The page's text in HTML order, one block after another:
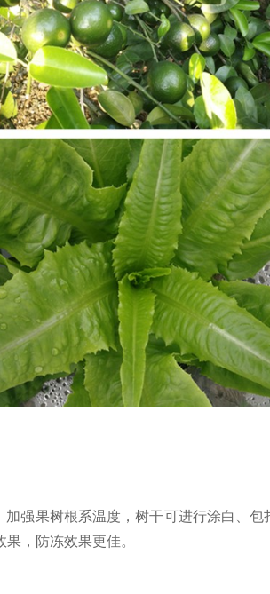
强果树根系温度，树干可进行涂白、包
，防冻效果更佳。